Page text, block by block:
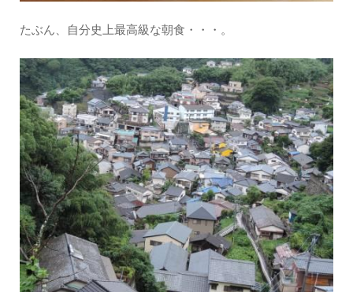
たぶん、自分史上最高級な朝食・・・。